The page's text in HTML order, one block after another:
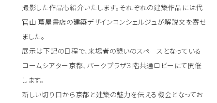
撮影した作品も紹介いたします。それぞれの建築作品には代
官山 蔦屋書店の建築デザインコンシェルジュが解説文を寄せ
ました。
展示は下記の日程で、来場者の憩いのスペースとなっている
ロームシアター京都、パークプラザ３階共通ロビーにて開催
します。
新しい切り口から京都と建築の魅力を伝える機会となってお